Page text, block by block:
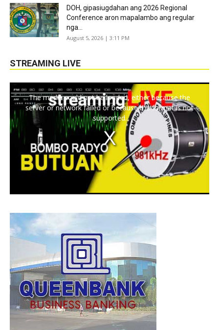
DOH, gipasiugdahan ang 2026 Regional
Conference aron mapalambo ang regular
nga...
August 5, 2026 | 3:11 PM
STREAMING LIVE
The media could not be loaded, either because the
server or network failed or because the format is not
supported.